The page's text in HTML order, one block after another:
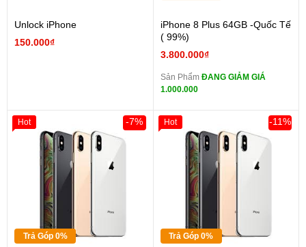
Unlock iPhone
150.000₫
iPhone 8 Plus 64GB -Quốc Tế
( 99%)
3.800.000₫
Sản Phẩm ĐANG GIẢM GIÁ
1.000.000
Trả Góp 0%
-7%
Hot
Trả Góp 0%
-11%
Hot